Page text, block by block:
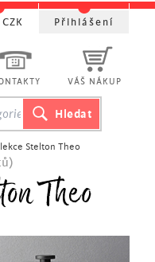
Stelton Theo
Theo
VÁŠ NÁKUP
CZK Přihlášení